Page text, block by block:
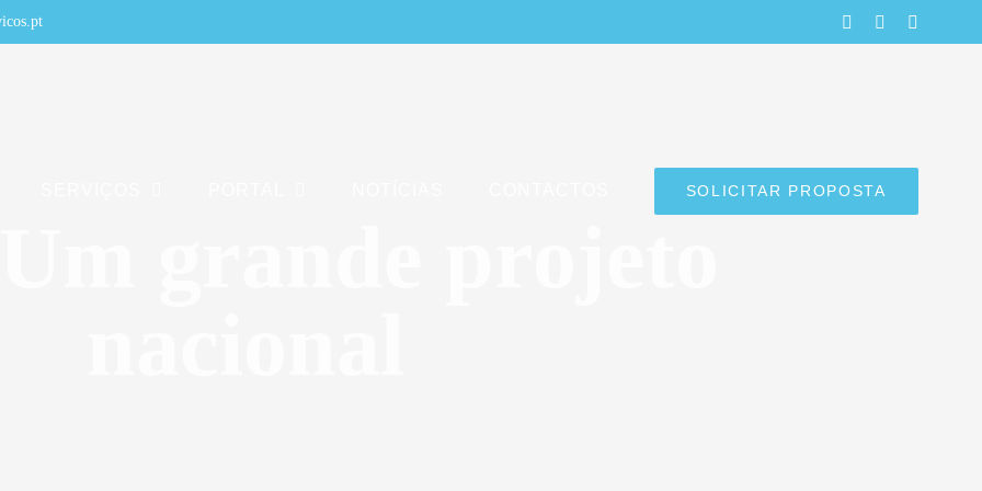
LinkedInFacebook
SOLICITAR PROPOSTA